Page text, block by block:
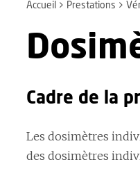
Accueil Prestations
Cadre de la
Les dosimètres
des dosimètres